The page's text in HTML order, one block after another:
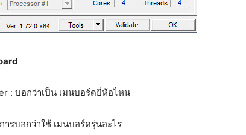
: บอกว่าเป็น เมนบอร์ดยี่ห้อไหน
ารบอกว่าใช้ เมนบอร์ดรุ่นอะไร